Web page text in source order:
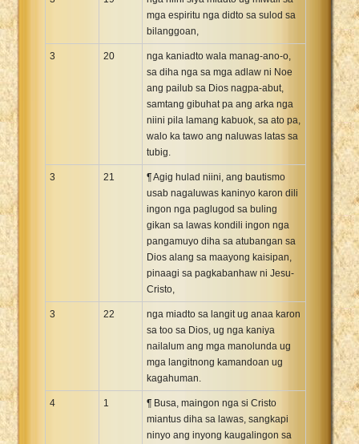
mga espiritu nga didto sa sulod sa
bilanggoan,
3 20
nga kaniadto wala manag-ano-o,
sa diha nga sa mga adlaw ni Noe
ang pailub sa Dios nagpa-abut,
samtang gibuhat pa ang arka nga
niini pila lamang kabuok, sa ato pa,
walo ka tawo ang naluwas latas sa
tubig.
3 21
¶ Agig hulad niini, ang bautismo
usab nagaluwas kaninyo karon dili
ingon nga paglugod sa buling
gikan sa lawas kondili ingon nga
pangamuyo diha sa atubangan sa
Dios alang sa maayong kaisipan,
pinaagi sa pagkabanhaw ni Jesu-
Cristo,
3 22
nga miadto sa langit ug anaa karon
sa too sa Dios, ug nga kaniya
nailalum ang mga manolunda ug
mga langitnong kamandoan ug
kagahuman.
4 1
¶ Busa, maingon nga si Cristo
miantus diha sa lawas, sangkapi
ninyo ang inyong kaugalingon sa